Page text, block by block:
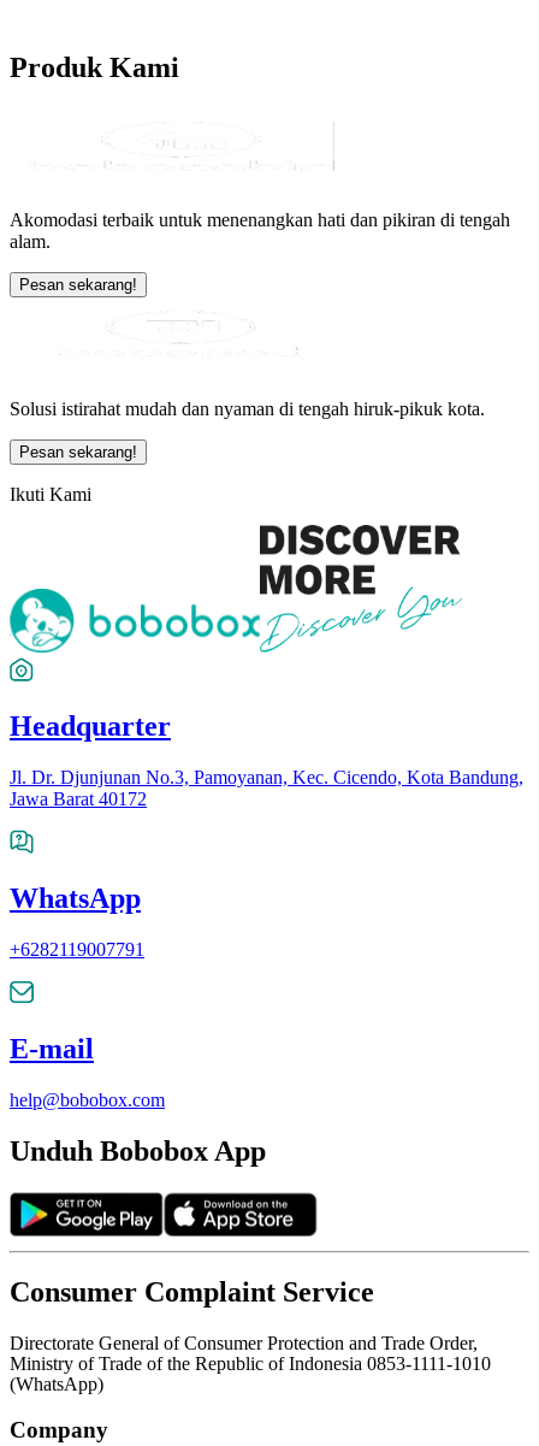
ProdukKami
Akomodasi terbaik untuk menenangkan hati dan pikiran di tengah
alam.
Pesan sekarang!
Solusi istirahat mudah dan nyaman di tengah hiruk-pikuk kota.
Pesan sekarang!
Ikuti Kami
Headquarter
Jl. Dr. Djunjunan No.3, Pamoyanan, Kec. Cicendo, Kota Bandung,
Jawa Barat 40172
WhatsApp
+6282119007791
E-mail
help@bobobox.com
Unduh Bobobox App
Consumer Complaint Service
Directorate General of Consumer Protection and Trade Order,
Ministry of Trade of the Republic of Indonesia 0853-1111-1010
(WhatsApp)
Company